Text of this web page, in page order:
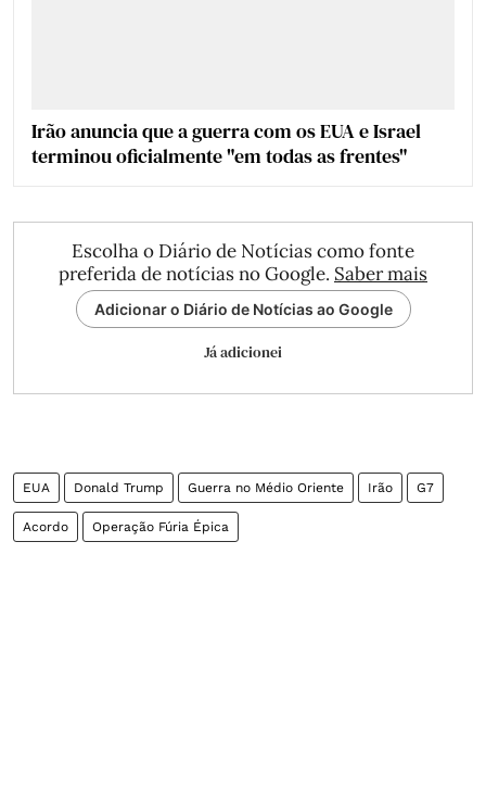
Irão anuncia que a guerra com os EUA e Israel
terminou oficialmente "em todas as frentes"
Escolha o Diário de Notícias como fonte
preferida de notícias no Google. Saber mais
Adicionar o Diário de Notícias ao Google
Já adicionei
EUA Donald Trump Guerra no Médio Oriente Irão G7
Acordo Operação Fúria Épica